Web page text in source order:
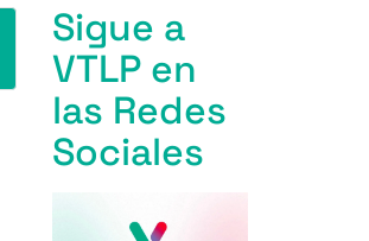
Sigue a
VTLP en
las Redes
Sociales